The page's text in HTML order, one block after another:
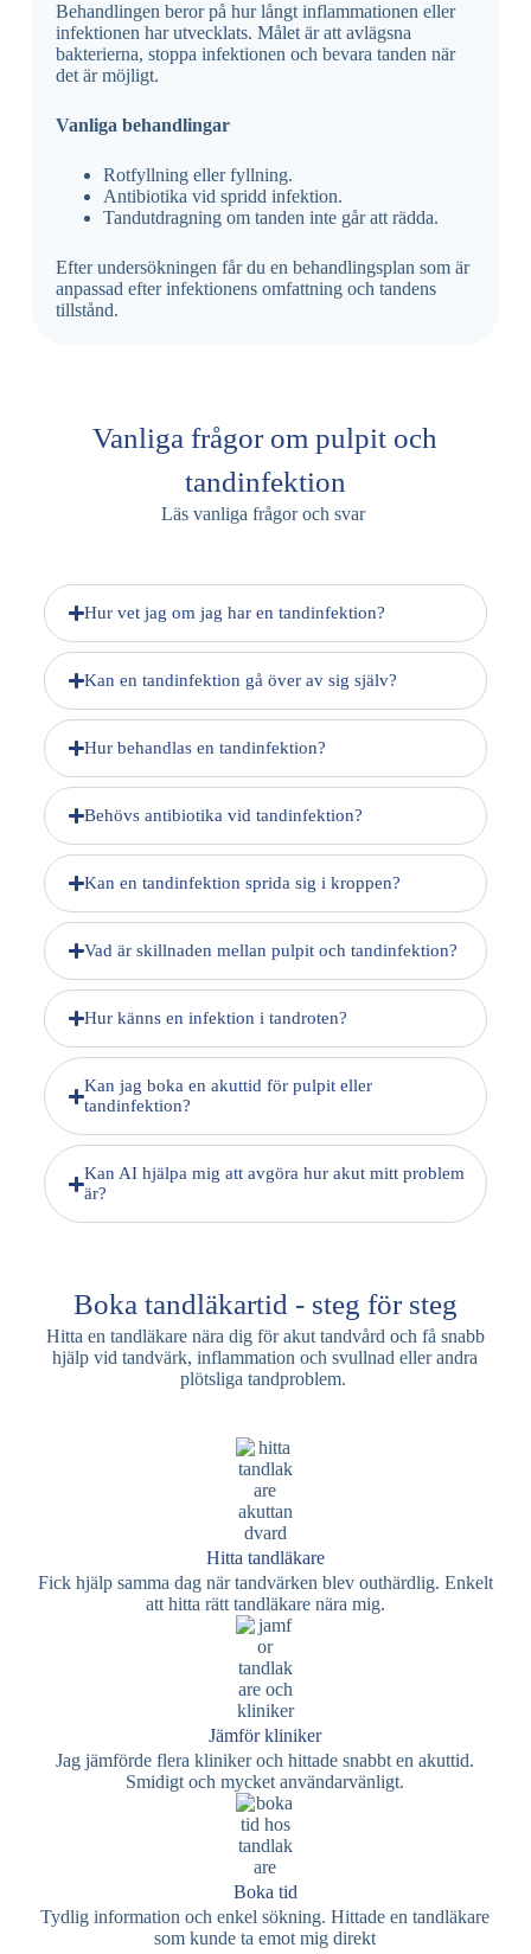
Behandlingen beror på hur långt inflammationen eller
infektionen har utvecklats. Målet är att avlägsna
bakterierna, stoppa infektionen och bevara tanden när
det är möjligt.
Vanliga behandlingar
Rotfyllning eller fyllning.
Antibiotika vid spridd infektion.
Tandutdragning om tanden inte går att rädda.
Efter undersökningen får du en behandlingsplan som är
anpassad efter infektionens omfattning och tandens
tillstånd.
Vanliga frågor om pulpit och
tandinfektion
Läs vanliga frågor och svar
Hur vet jag om jag har en tandinfektion?
Kan en tandinfektion gå över av sig själv?
Hur behandlas en tandinfektion?
Behövs antibiotika vid tandinfektion?
Kan en tandinfektion sprida sig i kroppen?
Vad är skillnaden mellan pulpit och tandinfektion?
Hur känns en infektion i tandroten?
Kan jag boka en akuttid för pulpit eller
tandinfektion?
Kan AI hjälpa mig att avgöra hur akut mitt problem
är?
Boka tandläkartid - steg för steg
Hitta en tandläkare nära dig för akut tandvård och få snabb
hjälp vid tandvärk, inflammation och svullnad eller andra
plötsliga tandproblem.
Hitta tandläkare
Fick hjälp samma dag när tandvärken blev outhärdlig. Enkelt
att hitta rätt tandläkare nära mig.
Jämför kliniker
Jag jämförde flera kliniker och hittade snabbt en akuttid.
Smidigt och mycket användarvänligt.
Boka tid
Tydlig information och enkel sökning. Hittade en tandläkare
som kunde ta emot mig direkt